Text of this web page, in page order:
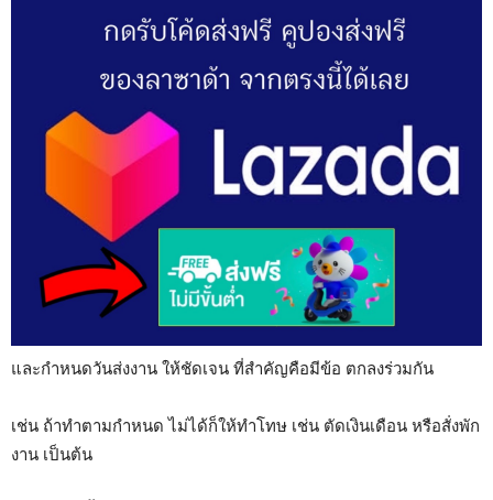
และกำหนดวันส่งงาน ให้ชัดเจน ที่สำคัญคือมีข้อ ตกลงร่วมกัน
เช่น ถ้าทำตามกำหนด ไม่ได้ก็ให้ทำโทษ เช่น ตัดเงินเดือน หรือสั่งพัก
งาน เป็นต้น